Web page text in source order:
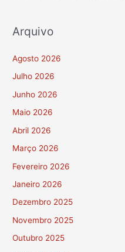
Arquivo
Agosto 2026
Julho 2026
Junho 2026
Maio 2026
Abril 2026
Março 2026
Fevereiro 2026
Janeiro 2026
Dezembro 2025
Novembro 2025
Outubro 2025